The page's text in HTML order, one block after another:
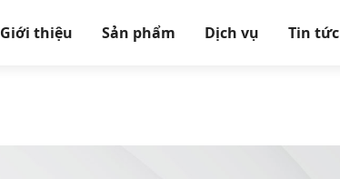
Giới thiệu Sản phẩm Dịch vụ Tin tức